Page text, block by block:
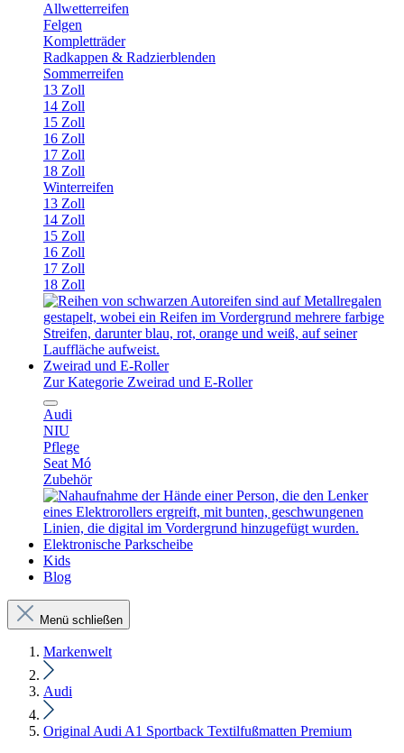
Allwetterreifen
Felgen
Kompletträder
Radkappen & Radzierblenden
Sommerreifen
13 Zoll
14 Zoll
15 Zoll
16 Zoll
17 Zoll
18 Zoll
Winterreifen
13 Zoll
14 Zoll
15 Zoll
16 Zoll
17 Zoll
18 Zoll
Zweirad und E-Roller
Zur Kategorie Zweirad und E-Roller
Audi
NIU
Pflege
Seat Mó
Zubehör
Elektronische Parkscheibe
Kids
Blog
Menü schließen
Markenwelt
Audi
Original Audi A1 Sportback Textilfußmatten Premium